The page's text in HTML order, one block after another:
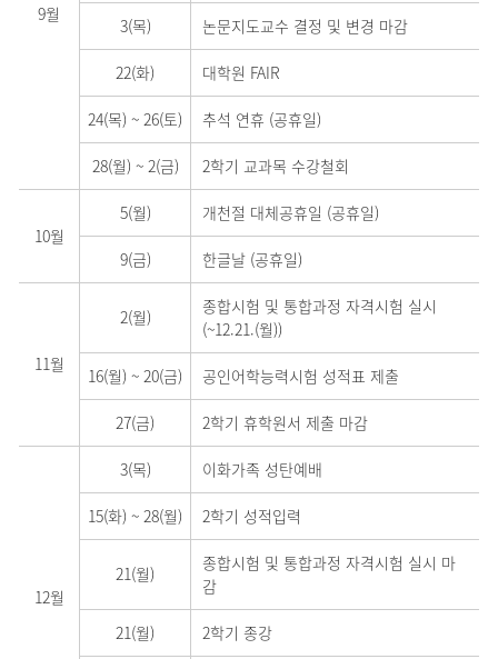
9월
3(목) 논문지도교수 결정 및 변경 마감
22(화) 대학원 FAIR
24(목) ~ 26(토) 추석 연휴 (공휴일)
28(월) ~2(금) 2학기 교과목 수강철회
10월
5(월) 개천절 대체공휴일 (공휴일)
9(금) 한글날 (공휴일)
11월
2(월)
종합시험 및 통합과정 자격시험 실시
(~12.21.(월))
16(월) ~ 20(금) 공인어학능력시험 성적표 제출
27(금) 2학기 휴학원서 제출 마감
12월
3(목) 이화가족 성탄예배
15(화) ~ 28(월) 2학기 성적입력
21(월)
종합시험 및 통합과정 자격시험 실시 마
감
21(월) 2학기 종강